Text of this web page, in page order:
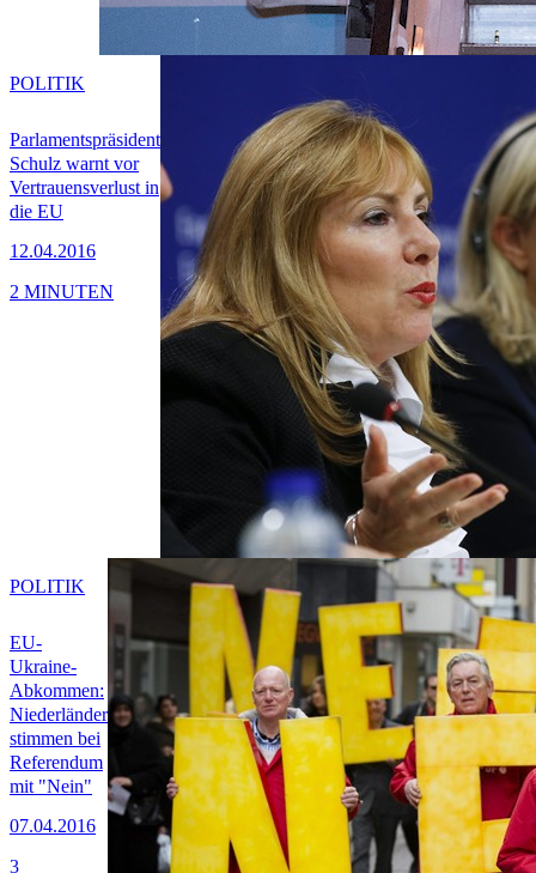
Parlamentspräsident
Schulz warnt vor
Vertrauensverlust in
die EU
12.04.2016
POLITIK
2 MINUTEN
EU-
Ukraine-
Abkommen:
Niederländer
stimmen bei
Referendum
mit "Nein"
07.04.2016
POLITIK
3